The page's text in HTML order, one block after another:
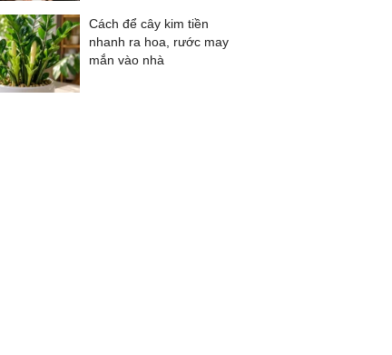
Cách để cây kim tiền
nhanh ra hoa, rước may
mắn vào nhà